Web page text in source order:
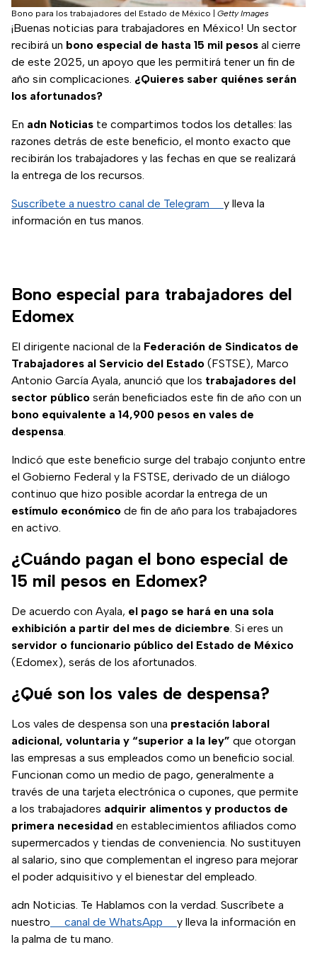
Bono para los trabajadores del Estado de México Getty Images
¡Buenas noticias para trabajadores en México! Un sector
recibirá un bono especial de hasta 15 mil pesos al cierre
de este 2025, un apoyo que les permitirá tener un fin de
año sin complicaciones. ¿Quieres saber quiénes serán
los afortunados?
En adn Noticias te compartimos todos los detalles: las
razones detrás de este beneficio, el monto exacto que
recibirán los trabajadores y las fechas en que se realizará
la entrega de los recursos.
Suscríbete a nuestro canal de Telegram y lleva la
información en tus manos.
Bono especial para trabajadores del
Edomex
El dirigente nacional de la Federación de Sindicatos de
Trabajadores al Servicio del Estado (FSTSE), Marco
Antonio García Ayala, anunció que los trabajadores del
sector público serán beneficiados este fin de año con un
bono equivalente a 14,900 pesos en vales de
despensa.
Indicó que este beneficio surge del trabajo conjunto entre
el Gobierno Federal y la FSTSE, derivado de un diálogo
continuo que hizo posible acordar la entrega de un
estímulo económico de fin de año para los trabajadores
en activo.
¿Cuándo pagan el bono especial de
15 mil pesos en Edomex?
De acuerdo con Ayala, el pago se hará en una sola
exhibición a partir del mes de diciembre. Si eres un
servidor o funcionario público del Estado de México
(Edomex), serás de los afortunados.
¿Qué son los vales de despensa?
Los vales de despensa son una prestación laboral
adicional, voluntaria y “superior a la ley” que otorgan
las empresas a sus empleados como un beneficio social.
Funcionan como un medio de pago, generalmente a
través de una tarjeta electrónica o cupones, que permite
a los trabajadores adquirir alimentos y productos de
primera necesidad en establecimientos afiliados como
supermercados y tiendas de conveniencia. No sustituyen
al salario, sino que complementan el ingreso para mejorar
el poder adquisitivo y el bienestar del empleado.
adn Noticias. Te Hablamos con la verdad. Suscríbete a
nuestro canal de WhatsApp y lleva la información en
la palma de tu mano.